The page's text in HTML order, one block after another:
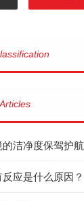
洁净度保驾护航
应是什么原因？